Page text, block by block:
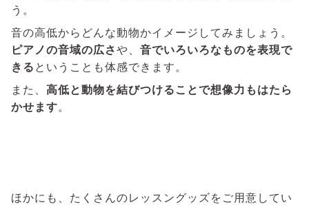
う。
音の高低からどんな動物かイメージしてみましょう。
ピアノの音域の広さや、 音でいろいろなものを表現で
きる ということも体感できます。
また、 高低と動物を結びつけることで想像力もはたら
かせます。
ほかにも、たくさんのレッスングッズをご用意してい